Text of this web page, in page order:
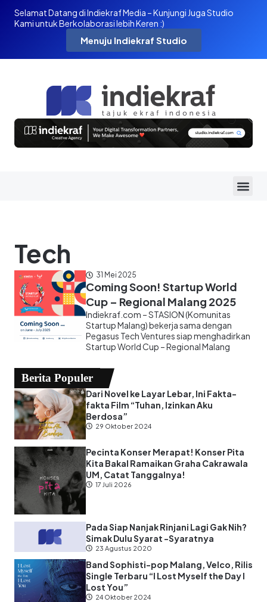
Selamat Datang di Indiekraf Media – Kunjungi Juga Studio
Kami untuk Berkolaborasi lebih Keren :)
Menuju Indiekraf Studio
Tech
31 Mei 2025
Coming Soon! Startup World
Cup – Regional Malang 2025
Indiekraf.com – STASION (Komunitas
Startup Malang) bekerja sama dengan
Pegasus Tech Ventures siap menghadirkan
Startup World Cup – Regional Malang
Berita Populer
Dari Novel ke Layar Lebar, Ini Fakta-
fakta Film “Tuhan, Izinkan Aku
Berdosa”
29 Oktober 2024
Pecinta Konser Merapat! Konser Pita
Kita Bakal Ramaikan Graha Cakrawala
UM, Catat Tanggalnya!
17 Juli 2026
Pada Siap Nanjak Rinjani Lagi Gak Nih?
Simak Dulu Syarat -Syaratnya
23 Agustus 2020
Band Sophisti-pop Malang, Velco, Rilis
Single Terbaru “I Lost Myself the Day I
Lost You”
24 Oktober 2024